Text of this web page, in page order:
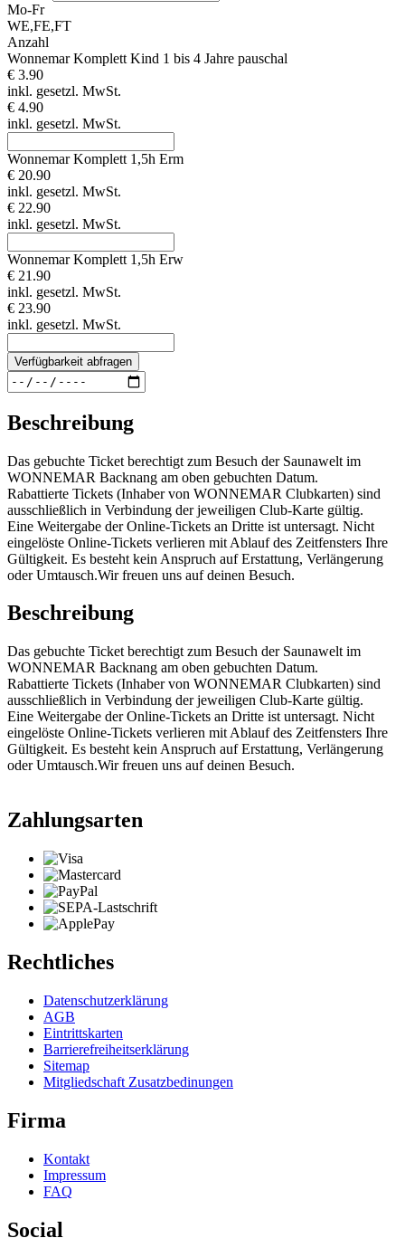
Mo-Fr
WE,FE,FT
Anzahl
Wonnemar Komplett Kind 1 bis 4 Jahre pauschal
€ 3.90
inkl. gesetzl. MwSt.
€ 4.90
inkl. gesetzl. MwSt.
Wonnemar Komplett 1,5h Erm
€ 20.90
inkl. gesetzl. MwSt.
€ 22.90
inkl. gesetzl. MwSt.
Wonnemar Komplett 1,5h Erw
€ 21.90
inkl. gesetzl. MwSt.
€ 23.90
inkl. gesetzl. MwSt.
Verfügbarkeit abfragen
Beschreibung
Das gebuchte Ticket berechtigt zum Besuch der Saunawelt im
WONNEMAR Backnang am oben gebuchten Datum.
Rabattierte Tickets (Inhaber von WONNEMAR Clubkarten) sind
ausschließlich in Verbindung der jeweiligen Club-Karte gültig.
Eine Weitergabe der Online-Tickets an Dritte ist untersagt. Nicht
eingelöste Online-Tickets verlieren mit Ablauf des Zeitfensters Ihre
Gültigkeit. Es besteht kein Anspruch auf Erstattung, Verlängerung
oder Umtausch.Wir freuen uns auf deinen Besuch.
Beschreibung
Das gebuchte Ticket berechtigt zum Besuch der Saunawelt im
WONNEMAR Backnang am oben gebuchten Datum.
Rabattierte Tickets (Inhaber von WONNEMAR Clubkarten) sind
ausschließlich in Verbindung der jeweiligen Club-Karte gültig.
Eine Weitergabe der Online-Tickets an Dritte ist untersagt. Nicht
eingelöste Online-Tickets verlieren mit Ablauf des Zeitfensters Ihre
Gültigkeit. Es besteht kein Anspruch auf Erstattung, Verlängerung
oder Umtausch.Wir freuen uns auf deinen Besuch.
Zahlungsarten
Rechtliches
Datenschutzerklärung
AGB
Eintrittskarten
Barrierefreiheitserklärung
Sitemap
Mitgliedschaft Zusatzbedinungen
Firma
Kontakt
Impressum
FAQ
Social